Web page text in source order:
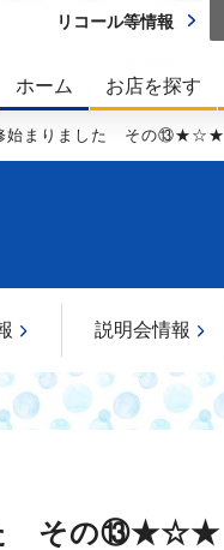
ホーム お店を探す
リコール等情報
始まりました その⑬★☆★
説明会情報
た その⑬★☆★